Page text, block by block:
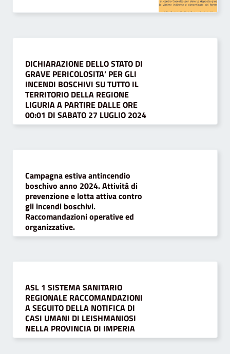
DICHIARAZIONE DELLO STATO DI
GRAVE PERICOLOSITA’ PER GLI
INCENDI BOSCHIVI SU TUTTO IL
TERRITORIO DELLA REGIONE
LIGURIA A PARTIRE DALLE ORE
00:01 DI SABATO 27 LUGLIO 2024
Campagna estiva antincendio
boschivo anno 2024. Attività di
prevenzione e lotta attiva contro
gli incendi boschivi.
Raccomandazioni operative ed
organizzative.
ASL 1 SISTEMA SANITARIO
REGIONALE RACCOMANDAZIONI
A SEGUITO DELLA NOTIFICA DI
CASI UMANI DI LEISHMANIOSI
NELLA PROVINCIA DI IMPERIA